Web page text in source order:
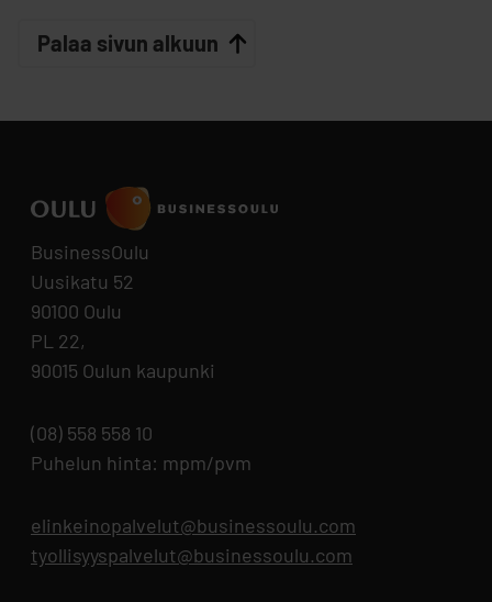
Palaa sivun alkuun
BusinessOulu
Uusikatu 52
90100 Oulu
PL 22,
90015 Oulun kaupunki
(08) 558 558 10
Puhelun hinta: mpm/pvm
elinkeinopalvelut@businessoulu.com
tyollisyyspalvelut@businessoulu.com